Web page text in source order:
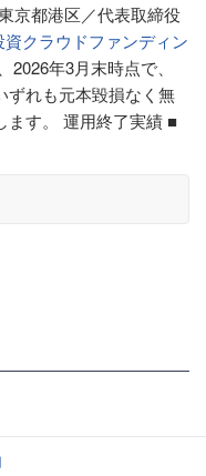
京都港区／代表取締役
資クラウドファンディン
年3月末時点で、
ずれも元本毀損なく無
ます。 運用終了実績 ■